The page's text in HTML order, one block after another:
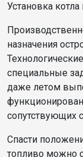
Установка
назначения
специальные
даже летом
сопутствующих
Спасти
топливо можно